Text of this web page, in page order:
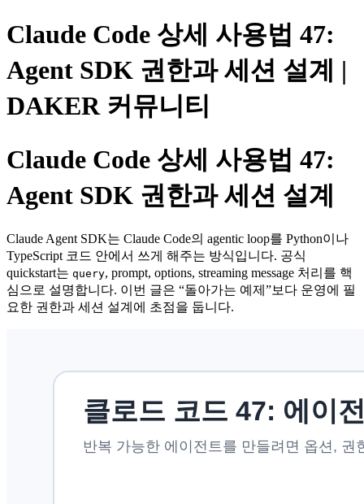
Claude Code 상세 사용법 47:
Agent SDK 권한과 세션 설계 |
DAKER 커뮤니티
Claude Code 상세 사용법 47:
Agent SDK 권한과 세션 설계
Claude Agent SDK는 Claude Code의 agentic loop를 Python이나
TypeScript 코드 안에서 쓰게 해주는 방식입니다. 공식
quickstart는 query, prompt, options, streaming message 처리를 핵
심으로 설명합니다. 이번 글은 “돌아가는 예제”보다 운영에 필
요한 권한과 세션 설계에 초점을 둡니다.